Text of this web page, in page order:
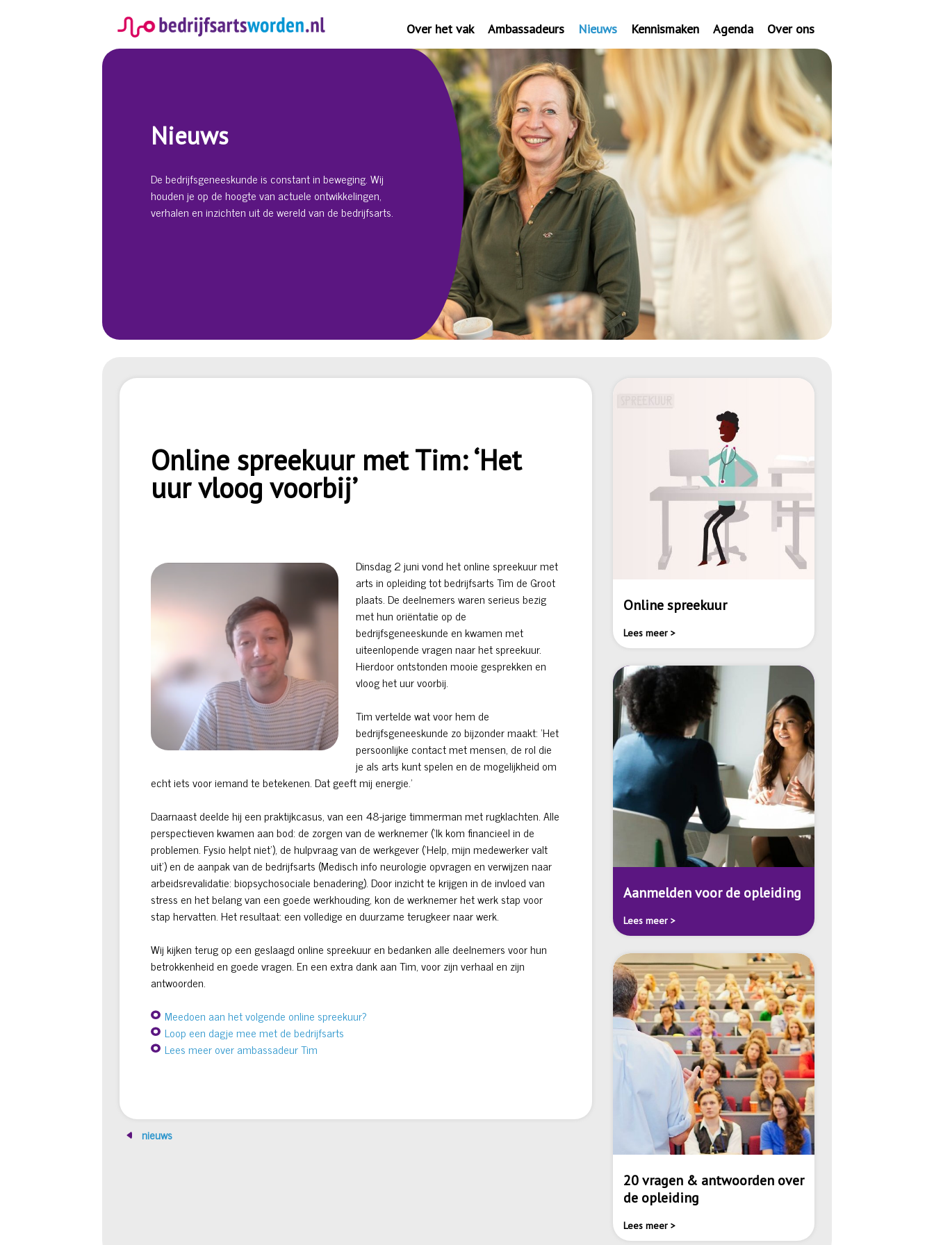
naar
inhoud
Over het vak Ambassadeurs Nieuws Kennismaken Agenda Over ons
Nieuws
De bedrijfsgeneeskunde is constant in beweging. Wij
houden je op de hoogte van actuele ontwikkelingen,
verhalen en inzichten uit de wereld van de bedrijfsarts.
Online spreekuur met Tim: ‘Het
uur vloog voorbij’
Dinsdag 2 juni vond het online spreekuur met
arts in opleiding tot bedrijfsarts Tim de Groot
plaats. De deelnemers waren serieus bezig
met hun oriëntatie op de
bedrijfsgeneeskunde en kwamen met
uiteenlopende vragen naar het spreekuur.
Hierdoor ontstonden mooie gesprekken en
vloog het uur voorbij.
Tim vertelde wat voor hem de
bedrijfsgeneeskunde zo bijzonder maakt: ‘Het
persoonlijke contact met mensen, de rol die
je als arts kunt spelen en de mogelijkheid om
echt iets voor iemand te betekenen. Dat geeft mij energie.’
Daarnaast deelde hij een praktijkcasus, van een 48-jarige timmerman met rugklachten. Alle
perspectieven kwamen aan bod: de zorgen van de werknemer (‘Ik kom financieel in de
problemen. Fysio helpt niet’), de hulpvraag van de werkgever (‘Help, mijn medewerker valt
uit’) en de aanpak van de bedrijfsarts (Medisch info neurologie opvragen en verwijzen naar
arbeidsrevalidatie: biopsychosociale benadering). Door inzicht te krijgen in de invloed van
stress en het belang van een goede werkhouding, kon de werknemer het werk stap voor
stap hervatten. Het resultaat: een volledige en duurzame terugkeer naar werk.
Wij kijken terug op een geslaagd online spreekuur en bedanken alle deelnemers voor hun
betrokkenheid en goede vragen. En een extra dank aan Tim, voor zijn verhaal en zijn
antwoorden.
Meedoen aan het volgende online spreekuur?
Loop een dagje mee met de bedrijfsarts
Lees meer over ambassadeur Tim
nieuws
Online spreekuur
Lees meer >
Aanmelden voor de opleiding
Lees meer >
20 vragen & antwoorden over
de opleiding
Lees meer >